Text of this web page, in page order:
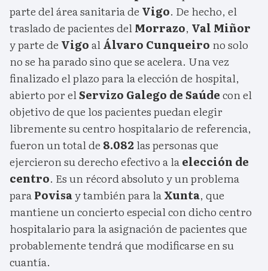
parte del área sanitaria de Vigo. De hecho, el
traslado de pacientes delMorrazo, Val Miñor
y parte de VigoalÁlvaro Cunqueiro no solo
no se ha parado sino que se acelera. Una vez
finalizado el plazo para la elección de hospital,
abierto por elServizo Galego de Saúdecon el
objetivo de que los pacientes puedan elegir
libremente su centro hospitalario de referencia,
fueron un total de 8.082las personas que
ejercieron su derecho efectivo a laelección de
centro. Es un récord absoluto y un problema
paraPovisay también para laXunta, que
mantiene un concierto especial con dicho centro
hospitalario para la asignación de pacientes que
probablemente tendrá que modificarse en su
cuantía.